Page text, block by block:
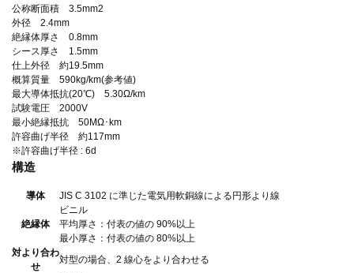
公称断面積 3.5mm2
外径 2.4mm
絶縁体厚さ 0.8mm
シース厚さ 1.5mm
仕上外径 約19.5mm
概算質量 590kg/km(参考値)
最大導体抵抗(20℃) 5.30Ω/km
試験電圧 2000V
最小絶縁抵抗 50MΩ･km
許容曲げ半径 約117mm
※許容曲げ半径 : 6d
構造
導体 JIS C 3102 に準じた電気用軟銅線による円形より線
絶縁体
ビニル
平均厚さ：付表の値の 90%以上
最小厚さ：付表の値の 80%以上
対より合わ
せ
対型の場合、2 線心をより合わせる